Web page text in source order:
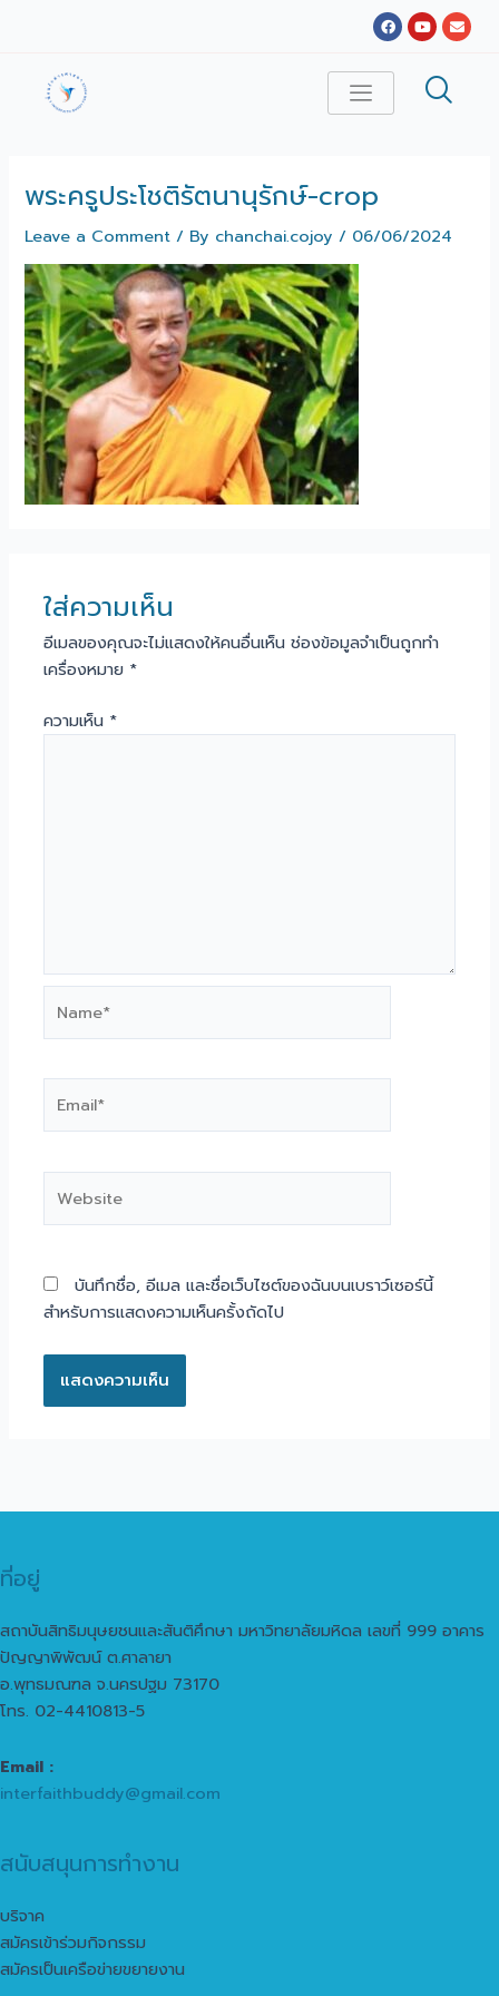
Facebook
Youtube
พระครูประโชติรัตนานุรักษ์-crop
Leave a Comment / By chanchai.cojoy/ 06/06/2024
ใส่ความเห็น
อีเมลของคุณจะไม่แสดงให้คนอื่นเห็น ช่องข้อมูลจำเป็นถูกทำ
เครื่องหมาย *
ความเห็น *
บันทึกชื่อ, อีเมล และชื่อเว็บไซต์ของฉันบนเบราว์เซอร์นี้
สำหรับการแสดงความเห็นครั้งถัดไป
ที่อยู่
สถาบันสิทธิมนุษยชนและสันติศึกษา มหาวิทยาลัยมหิดล เลขที่ 999 อาคาร
ปัญญาพิพัฒน์ ต.ศาลายา
อ.พุทธมณฑล จ.นครปฐม 73170
โทร. 02-4410813-5
Email :
interfaithbuddy@gmail.com
สนับสนุนการทำงาน
บริจาค
สมัครเข้าร่วมกิจกรรม
สมัครเป็นเครือข่ายขยายงาน